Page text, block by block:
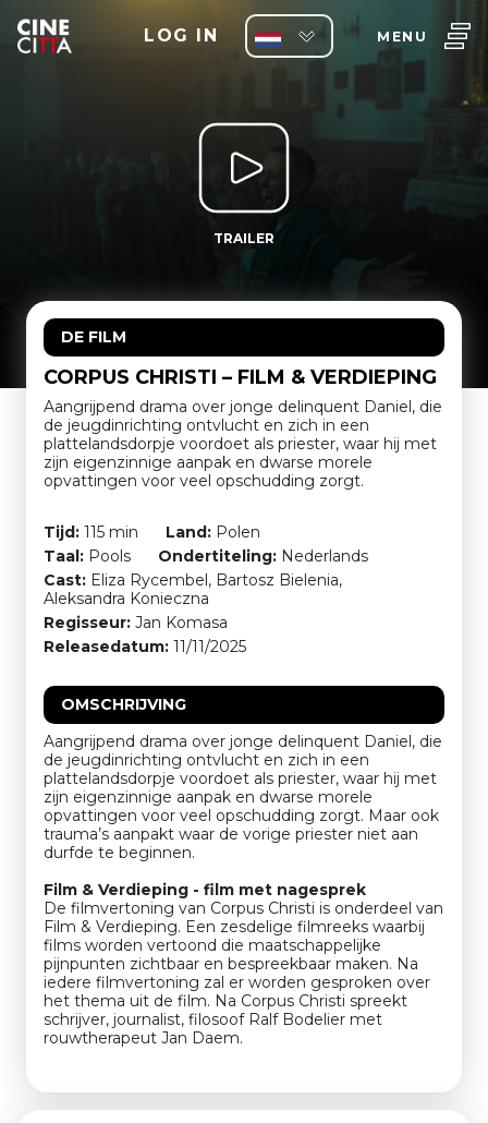
LOG IN MENU
TRAILER
DE FILM
CORPUS CHRISTI – FILM & VERDIEPING
Aangrijpend drama over jonge delinquent Daniel, die
de jeugdinrichting ontvlucht en zich in een
plattelandsdorpje voordoet als priester, waar hij met
zijn eigenzinnige aanpak en dwarse morele
opvattingen voor veel opschudding zorgt.
Tijd: 115 min Land: Polen
Taal: Pools Ondertiteling: Nederlands
Cast: Eliza Rycembel, Bartosz Bielenia,
Aleksandra Konieczna
Regisseur: Jan Komasa
Releasedatum: 11/11/2025
OMSCHRIJVING
Aangrijpend drama over jonge delinquent Daniel, die
de jeugdinrichting ontvlucht en zich in een
plattelandsdorpje voordoet als priester, waar hij met
zijn eigenzinnige aanpak en dwarse morele
opvattingen voor veel opschudding zorgt. Maar ook
trauma’s aanpakt waar de vorige priester niet aan
durfde te beginnen.
Film & Verdieping - film met nagesprek
De filmvertoning van Corpus Christi is onderdeel van
Film & Verdieping. Een zesdelige filmreeks waarbij
films worden vertoond die maatschappelijke
pijnpunten zichtbaar en bespreekbaar maken. Na
iedere filmvertoning zal er worden gesproken over
het thema uit de film. Na Corpus Christi spreekt
schrijver, journalist, filosoof Ralf Bodelier met
rouwtherapeut Jan Daem.